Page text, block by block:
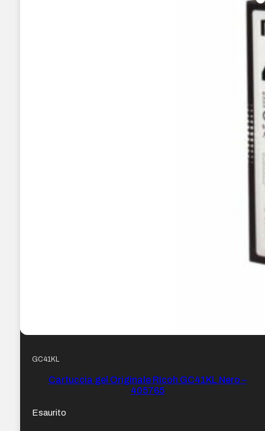
GC41KL
Cartuccia gel Originale Ricoh GC41KL Nero –
405765
Esaurito